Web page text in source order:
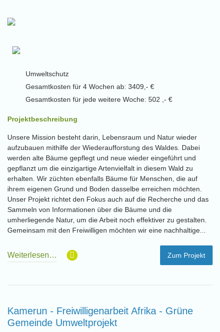
Umweltschutz
Gesamtkosten für 4 Wochen ab: 3409,- €
Gesamtkosten für jede weitere Woche: 502 ,- €
Projektbeschreibung
Unsere Mission besteht darin, Lebensraum und Natur wieder
aufzubauen mithilfe der Wiederaufforstung des Waldes. Dabei
werden alte Bäume gepflegt und neue wieder eingeführt und
gepflanzt um die einzigartige Artenvielfalt in diesem Wald zu
erhalten. Wir züchten ebenfalls Bäume für Menschen, die auf
ihrem eigenen Grund und Boden dasselbe erreichen möchten.
Unser Projekt richtet den Fokus auch auf die Recherche und das
Sammeln von Informationen über die Bäume und die
umherliegende Natur, um die Arbeit noch effektiver zu gestalten.
Gemeinsam mit den Freiwilligen möchten wir eine nachhaltige...
Weiterlesen… Zum Projekt
Kamerun - Freiwilligenarbeit Afrika - Grüne
Gemeinde Umweltprojekt